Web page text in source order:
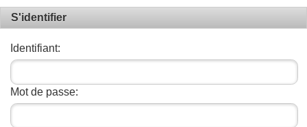
S'identifier
Identifiant:
Mot de passe: